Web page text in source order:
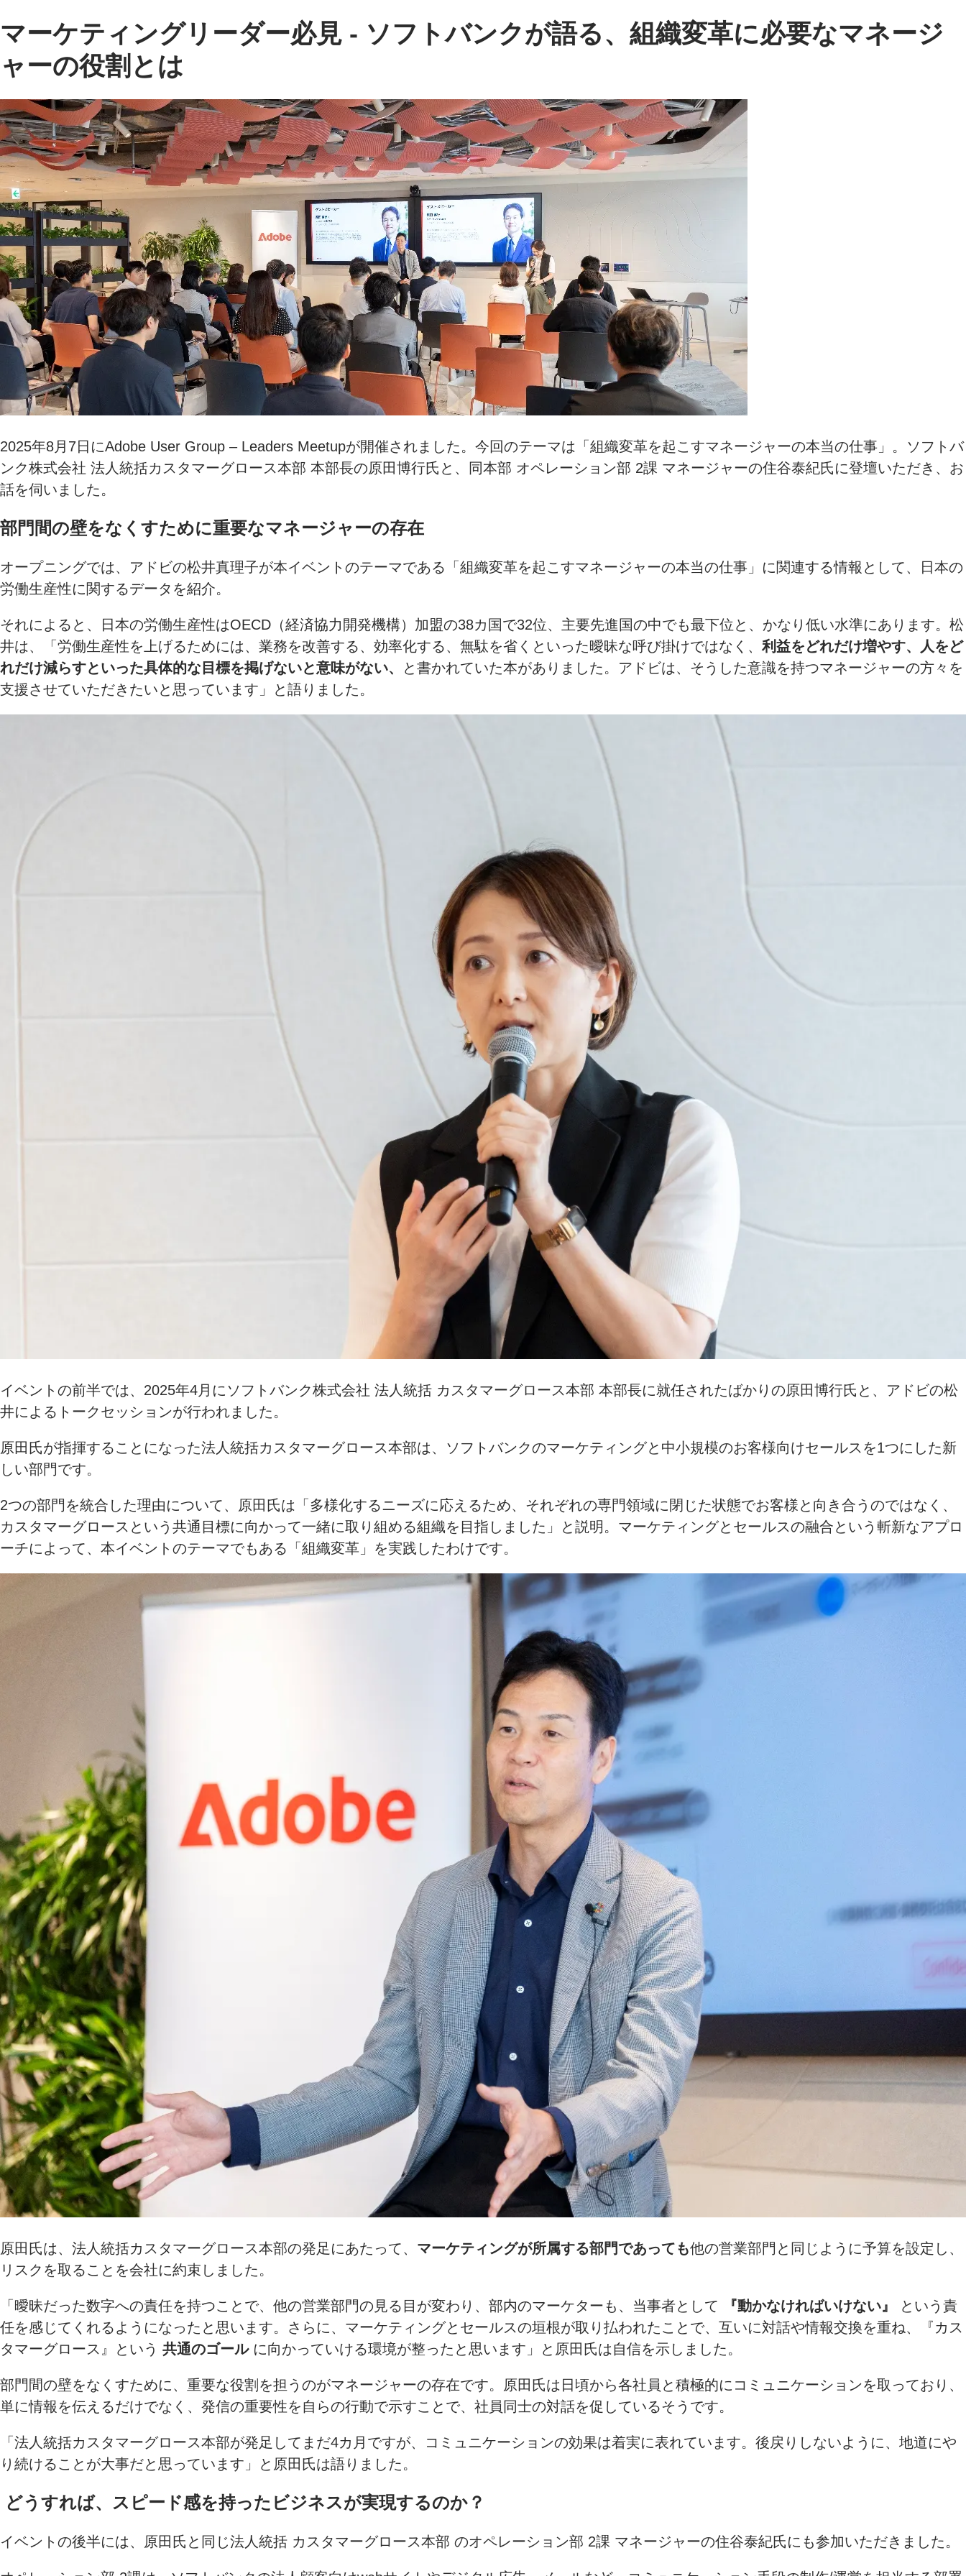
マーケティングリーダー必見 - ソフトバンクが語る、組織変革に必要なマネージ
ャーの役割とは
2025年8月7日にAdobe User Group – Leaders Meetupが開催されました。今回のテーマは「組織変革を起こすマネージャーの本当の仕事」。ソフトバ
ンク株式会社 法人統括カスタマーグロース本部 本部長の原田博行氏と、同本部 オペレーション部 2課 マネージャーの住谷泰紀氏に登壇いただき、お
話を伺いました。
部門間の壁をなくすために重要なマネージャーの存在
オープニングでは、アドビの松井真理子が本イベントのテーマである「組織変革を起こすマネージャーの本当の仕事」に関連する情報として、日本の
労働生産性に関するデータを紹介。
それによると、日本の労働生産性はOECD（経済協力開発機構）加盟の38カ国で32位、主要先進国の中でも最下位と、かなり低い水準にあります。松
井は、「労働生産性を上げるためには、業務を改善する、効率化する、無駄を省くといった曖昧な呼び掛けではなく、利益をどれだけ増やす、人をど
れだけ減らすといった具体的な目標を掲げないと意味がない、
と書かれていた本がありました。アドビは、そうした意識を持つマネージャーの方々を
支援させていただきたいと思っています」と語りました。
イベントの前半では、2025年4月にソフトバンク株式会社 法人統括 カスタマーグロース本部 本部長に就任されたばかりの原田博行氏と、アドビの松
井によるトークセッションが行われました。
原田氏が指揮することになった法人統括カスタマーグロース本部は、ソフトバンクのマーケティングと中小規模のお客様向けセールスを1つにした新
しい部門です。
2つの部門を統合した理由について、原田氏は「多様化するニーズに応えるため、それぞれの専門領域に閉じた状態でお客様と向き合うのではなく、
カスタマーグロースという共通目標に向かって一緒に取り組める組織を目指しました」と説明。マーケティングとセールスの融合という斬新なアプロ
ーチによって、本イベントのテーマでもある「組織変革」を実践したわけです。
原田氏は、法人統括カスタマーグロース本部の発足にあたって、 マーケティングが所属する部門であっても他の営業部門と同じように予算を設定し、
リスクを取ることを会社に約束しました。
「曖昧だった数字への責任を持つことで、他の営業部門の見る目が変わり、部内のマーケターも、当事者として 『動かなければいけない』
という責
任を感じてくれるようになったと思います。さらに、マーケティングとセールスの垣根が取り払われたことで、互いに対話や情報交換を重ね、『カス
タマーグロース』という 共通のゴールに向かっていける環境が整ったと思います」と原田氏は自信を示しました。
部門間の壁をなくすために、重要な役割を担うのがマネージャーの存在です。原田氏は日頃から各社員と積極的にコミュニケーションを取っており、
単に情報を伝えるだけでなく、発信の重要性を自らの行動で示すことで、社員同士の対話を促しているそうです。
「法人統括カスタマーグロース本部が発足してまだ4カ月ですが、コミュニケーションの効果は着実に表れています。後戻りしないように、地道にや
り続けることが大事だと思っています」と原田氏は語りました。
どうすれば、スピード感を持ったビジネスが実現するのか？
イベントの後半には、原田氏と同じ法人統括 カスタマーグロース本部 のオペレーション部 2課 マネージャーの住谷泰紀氏にも参加いただきました。